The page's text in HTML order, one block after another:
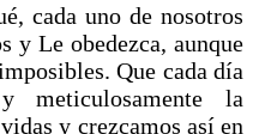
cada uno de nosotros
y Le obedezca, aunque
Que cada día
meticulosamente la
y crezcamos así en